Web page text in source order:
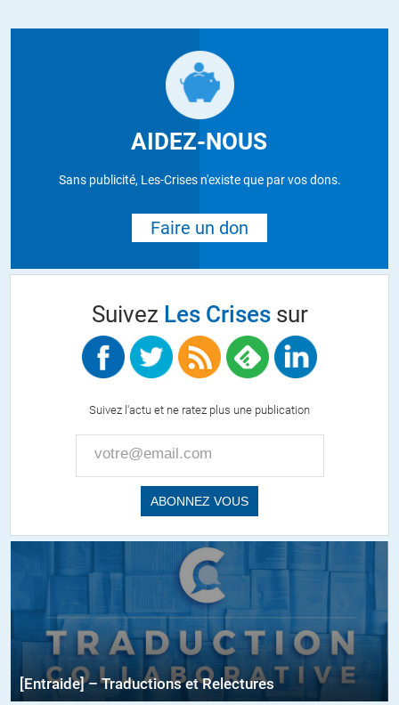
AIDEZ-NOUS
Sans publicité, Les-Crises n'existe que par vos dons.
Faire un don
Suivez Les Crisessur
Suivez l'actu et ne ratez plus une publication
[Entraide] – Traductions et Relectures